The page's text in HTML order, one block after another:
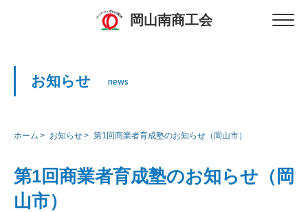
岡山南商工会
お知らせ news
ホーム お知らせ 第1回商業者育成塾のお知らせ（岡山市）
第1回商業者育成塾のお知らせ（岡
山市）